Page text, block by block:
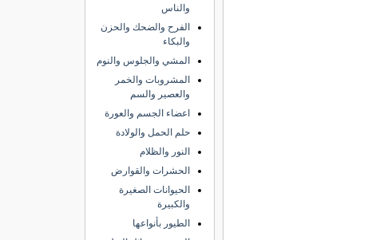
والناس
الفرح والضحك والحزن
والبكاء
المشي والجلوس والنوم
المشروبات والخمر
والعصير والسم
اعضاء الجسم والعورة
حلم الحمل والولادة
النور والظلام
الحشرات والقوارض
الحيوانات الصغيرة
والكبيرة
الطيور بأنواعها